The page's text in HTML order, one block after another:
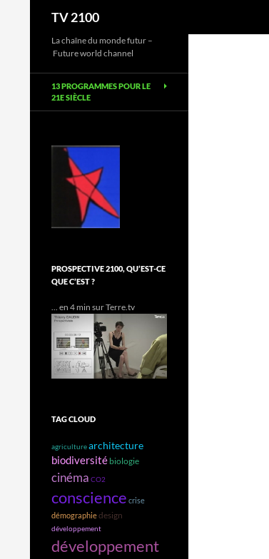
contenu
TV 2100
La chaîne du monde futur –
Future world channel
13 PROGRAMMES POUR LE
21E SIÈCLE
PROSPECTIVE 2100, QU’EST-CE
QUE C’EST ?
... en 4 min sur Terre.tv
TAG CLOUD
agriculturearchitecture
biodiversité biologie
cinéma CO2
conscience crise
démographiedesign
développement
développement